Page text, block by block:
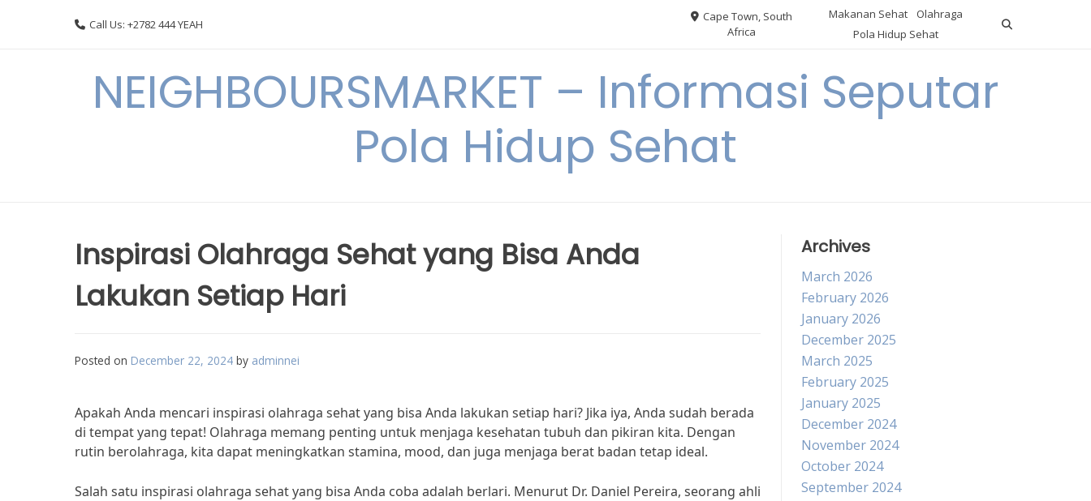
Call Us: +2782 444 YEAH
Cape Town, South
Africa
Makanan Sehat
Olahraga
Pola Hidup Sehat
NEIGHBOURSMARKET – Informasi Seputar
Pola Hidup Sehat
Inspirasi Olahraga Sehat yang Bisa Anda
Lakukan Setiap Hari
Posted on December 22, 2024 by adminnei
Apakah Anda mencari inspirasi olahraga sehat yang bisa Anda lakukan setiap hari? Jika iya, Anda sudah berada
di tempat yang tepat! Olahraga memang penting untuk menjaga kesehatan tubuh dan pikiran kita. Dengan
rutin berolahraga, kita dapat meningkatkan stamina, mood, dan juga menjaga berat badan tetap ideal.
Salah satu inspirasi olahraga sehat yang bisa Anda coba adalah berlari. Menurut Dr. Daniel Pereira, seorang ahli
Archives
March 2026
February 2026
January 2026
December 2025
March 2025
February 2025
January 2025
December 2024
November 2024
October 2024
September 2024